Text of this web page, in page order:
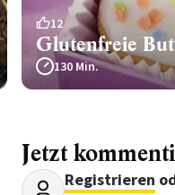
12
Glutenfreie
130 Min.
Jetzt
Registrieren